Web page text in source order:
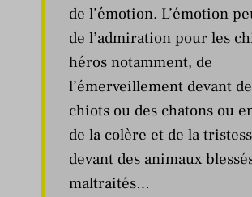
de l’émotion. L’émotion
de l’admiration pour les
héros notamment, de
l’émerveillement devant
chiots ou des chatons ou
de la colère et de la
devant des animaux
maltraités…